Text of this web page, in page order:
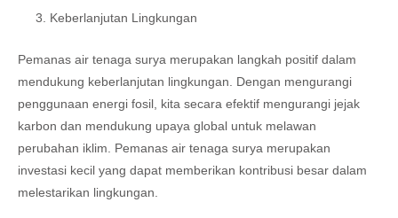
Keberlanjutan Lingkungan
Pemanas air tenaga surya merupakan langkah positif dalam
mendukung keberlanjutan lingkungan. Dengan mengurangi
penggunaan energi fosil, kita secara efektif mengurangi jejak
karbon dan mendukung upaya global untuk melawan
perubahan iklim. Pemanas air tenaga surya merupakan
investasi kecil yang dapat memberikan kontribusi besar dalam
melestarikan lingkungan.